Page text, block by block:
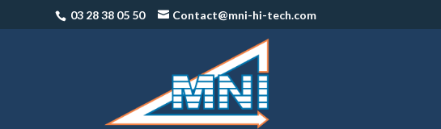
03 28 38 05 50 Contact@mni-hi-tech.com